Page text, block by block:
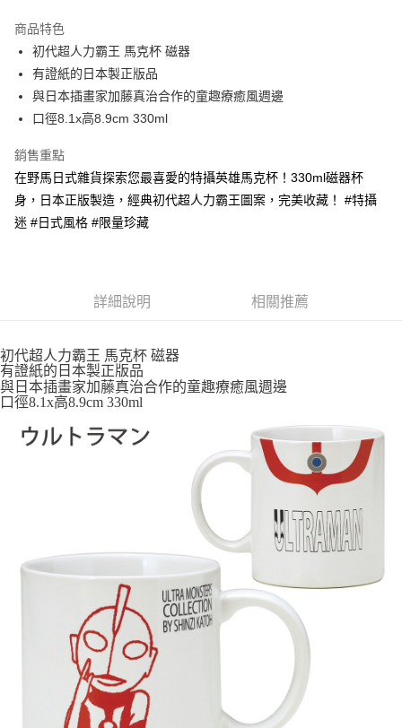
合作金庫商業銀行
華南商業銀行
上海商業儲蓄銀行
國泰世華商業銀行
兆豐國際商業銀行
臺灣中小企業銀行
聯邦商業銀行
元大商業銀行
永豐商業銀行
台新國際商業銀行
中國信託商業銀行
台灣樂天信用卡公司
超商取貨付款
LINE Pay
Apple Pay
悠遊付
Google Pay
付款後全家取貨
每筆NT$65，滿NT$999(含以上)免運費
7-11取貨付款
每筆NT$65，滿NT$999(含以上)免運費
每筆NT$65，滿NT$999(含以上)免運費
每筆NT$100，滿NT$999(含以上)免運費
商品特色
初代超人力霸王 馬克杯 磁器
有證紙的日本製正版品
與日本插畫家加藤真治合作的童趣療癒風週邊
口徑8.1x高8.9cm 330ml
銷售重點
在野馬日式雜貨探索您最喜愛的特攝英雄馬克杯！330ml磁器杯
身，日本正版製造，經典初代超人力霸王圖案，完美收藏！ #特攝
迷 #日式風格 #限量珍藏
詳細說明 相關推薦
初代超人力霸王 馬克杯 磁器
有證紙的日本製正版品
與日本插畫家加藤真治合作的童趣療癒風週邊
口徑8.1x高8.9cm 330ml